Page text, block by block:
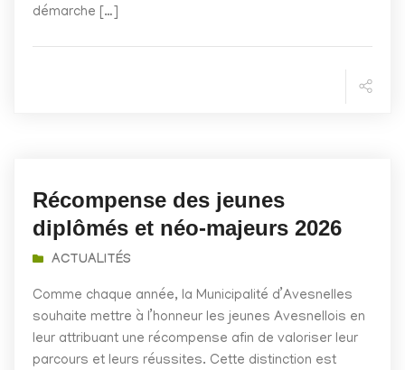
démarche […]
Récompense des jeunes
diplômés et néo-majeurs 2026
ACTUALITÉS
Comme chaque année, la Municipalité d’Avesnelles
souhaite mettre à l’honneur les jeunes Avesnellois en
leur attribuant une récompense afin de valoriser leur
parcours et leurs réussites. Cette distinction est